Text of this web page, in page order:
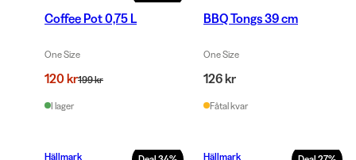
Coffee Pot 0,75 L
One Size
120 kr199 kr
I lager
BBQ Tongs 39 cm
One Size
126 kr
Fåtal kvar
Hällmark Hällmark